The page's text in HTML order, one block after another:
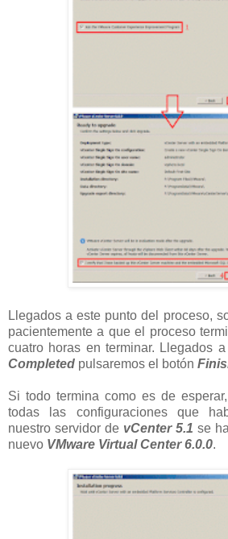
Llegados a este punto del proceso,
pacientemente a que el proceso
cuatro horas en terminar. Llegados
Completed pulsaremos el botón
Si todo termina como es de
todas las configuraciones que
nuestro servidor de vCenter 5.1 se
nuevo VMware Virtual Center 6.0.0.